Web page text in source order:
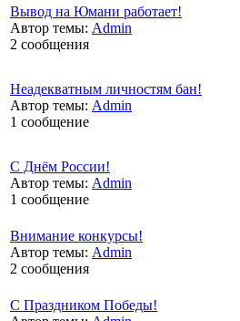
Вывод на Юмани работает!
Автор темы: Admin
2 сообщения
Неадекватным личностям бан!
Автор темы: Admin
1 сообщение
С Днём России!
Автор темы: Admin
1 сообщение
Внимание конкурсы!
Автор темы: Admin
2 сообщения
С Праздником Победы!